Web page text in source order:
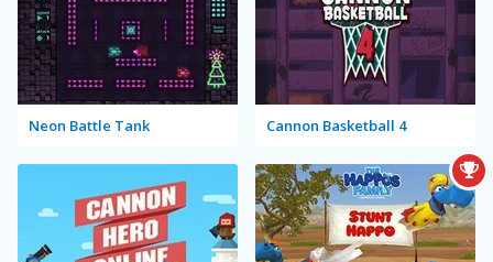
Neon Battle Tank Cannon Basketball 4